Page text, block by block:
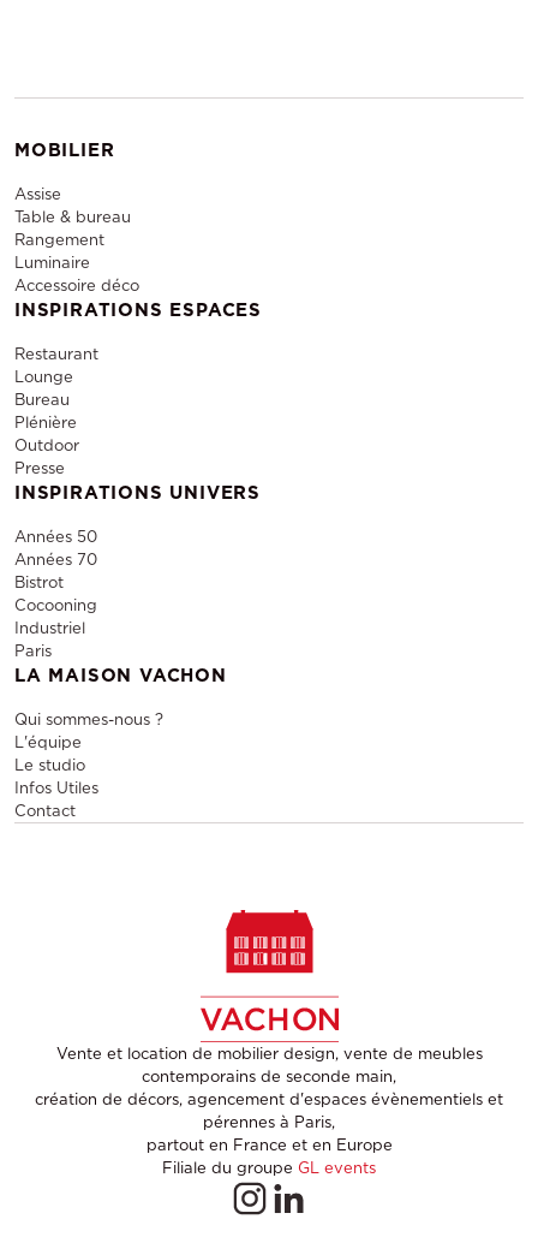
MOBILIER
Assise
Table & bureau
Rangement
Luminaire
Accessoire déco
INSPIRATIONS ESPACES
Restaurant
Lounge
Bureau
Plénière
Outdoor
Presse
INSPIRATIONS UNIVERS
Années 50
Années 70
Bistrot
Cocooning
Industriel
Paris
LA MAISON VACHON
Qui sommes-nous ?
L'équipe
Le studio
Infos Utiles
Contact
Vente et location de mobilier design, vente de meubles
contemporains de seconde main,
création de décors, agencement d'espaces évènementiels et
pérennes à Paris,
partout en France et en Europe
Filiale du groupe GL events